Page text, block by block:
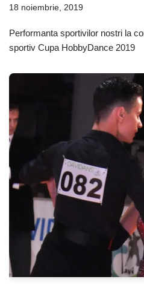
18 noiembrie, 2019
Performanta sportivilor nostri la
sportiv Cupa HobbyDance 2019